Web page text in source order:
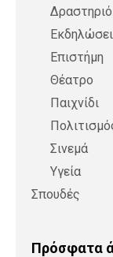
Επιστήμη
Θέατρο
Παιχνίδι
Σινεμά
Υγεία
Σπουδές
Πρόσφατα